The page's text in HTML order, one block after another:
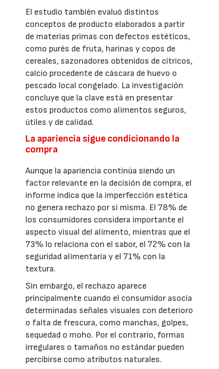
El estudio también evaluó distintos
conceptos de producto elaborados a partir
de materias primas con defectos estéticos,
como purés de fruta, harinas y copos de
cereales, sazonadores obtenidos de cítricos,
calcio procedente de cáscara de huevo o
pescado local congelado. La investigación
concluye que la clave está en presentar
estos productos como alimentos seguros,
útiles y de calidad.
La apariencia sigue condicionando la
compra
Aunque la apariencia continúa siendo un
factor relevante en la decisión de compra, el
informe indica que la imperfección estética
no genera rechazo por sí misma. El 78% de
los consumidores considera importante el
aspecto visual del alimento, mientras que el
73% lo relaciona con el sabor, el 72% con la
seguridad alimentaria y el 71% con la
textura.
Sin embargo, el rechazo aparece
principalmente cuando el consumidor asocia
determinadas señales visuales con deterioro
o falta de frescura, como manchas, golpes,
sequedad o moho. Por el contrario, formas
irregulares o tamaños no estándar pueden
percibirse como atributos naturales.